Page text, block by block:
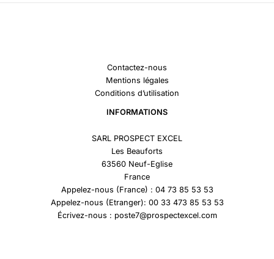
Contactez-nous
Mentions légales
Conditions d’utilisation
INFORMATIONS
SARL PROSPECT EXCEL
Les Beauforts
63560 Neuf-Eglise
France
Appelez-nous (France) : 04 73 85 53 53
Appelez-nous (Etranger): 00 33 473 85 53 53
Écrivez-nous : poste7@prospectexcel.com